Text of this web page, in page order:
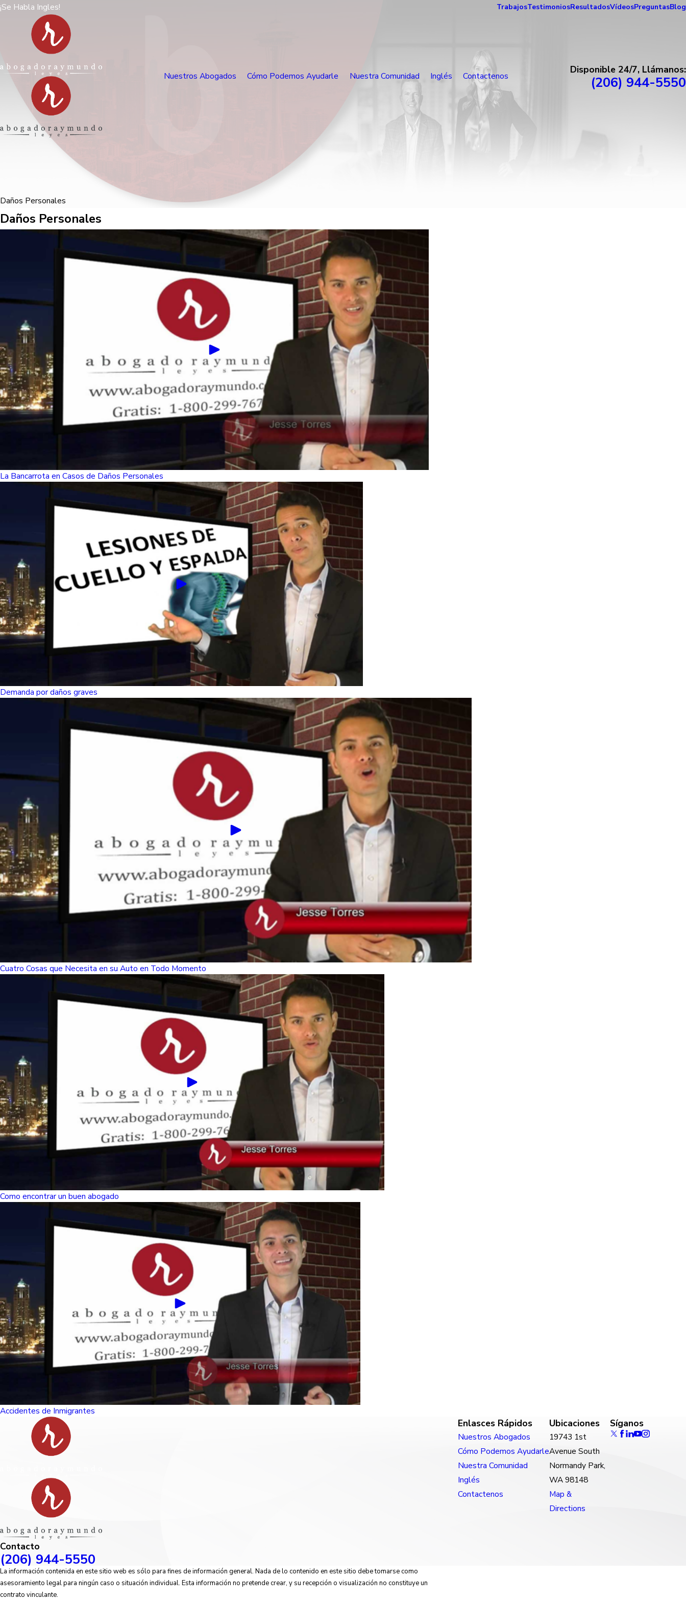
¡Se Habla Ingles! TrabajosTestimoniosResultadosVídeosPreguntasBlog
Nuestros Abogados Cómo Podemos Ayudarle Nuestra Comunidad Inglés Contactenos Disponible 24/7, Llámanos:
(206) 944-5550
Daños Personales
Daños Personales
La Bancarrota en Casos de Daños Personales
Demanda por daños graves
Cuatro Cosas que Necesita en su Auto en Todo Momento
Como encontrar un buen abogado
Accidentes de Inmigrantes
Contacto
(206) 944-5550
Enlasces Rápidos
Nuestros Abogados
Cómo Podemos Ayudarle
Nuestra Comunidad
Inglés
Contactenos
Ubicaciones
19743 1st
Avenue South
Normandy Park,
WA 98148
Map &
Directions
Síganos
La información contenida en este sitio web es sólo para fines de información general. Nada de lo contenido en este sitio debe tomarse como
asesoramiento legal para ningún caso o situación individual. Esta información no pretende crear, y su recepción o visualización no constituye un
contrato vinculante.